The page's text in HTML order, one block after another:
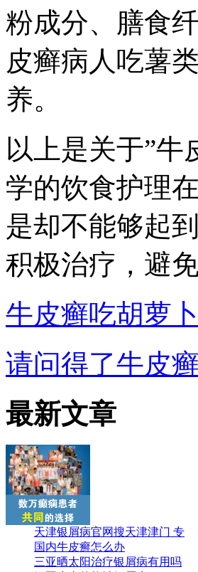
粉成分、膳食
皮癣病人吃薯
养。
以上是关于”牛
学的饮食护理
是却不能够起
积极治疗，避
牛皮癣吃胡萝
请问得了牛皮
最新文章
天津银屑病官网搜天津津门 专
国内牛皮癣怎么办
三亚晒太阳治疗银屑病有用吗